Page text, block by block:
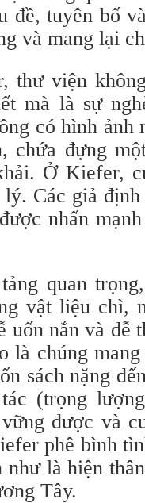
đề, tuyên bố
và mang lại
thư viện
mà là sự
có hình ảnh
chứa đựng
Ở Kiefer,
Các giả
nhấn
quan
vật liệu chì,
uốn nắn và dễ
là chúng
sách nặng
(trọng
được và
phê bình
như là hiện
Tây.